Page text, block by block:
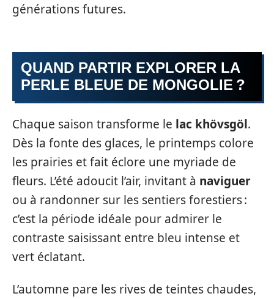
générations futures.
QUAND PARTIR EXPLORER LA
PERLE BLEUE DE MONGOLIE ?
Chaque saison transforme le lac khövsgöl.
Dès la fonte des glaces, le printemps colore
les prairies et fait éclore une myriade de
fleurs. L’été adoucit l’air, invitant à naviguer
ou à randonner sur les sentiers forestiers :
c’est la période idéale pour admirer le
contraste saisissant entre bleu intense et
vert éclatant.
L’automne pare les rives de teintes chaudes,